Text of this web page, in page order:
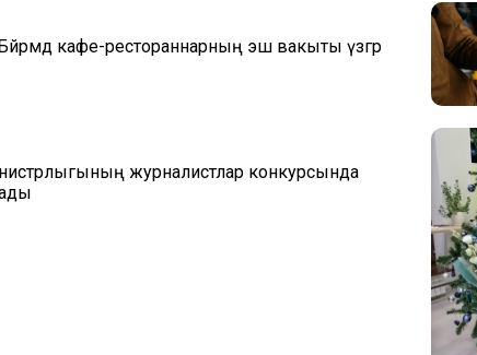
Бәйрәмдә кафе-рестораннарның эш вакыты үзгәрә
журналистлар конкурсында